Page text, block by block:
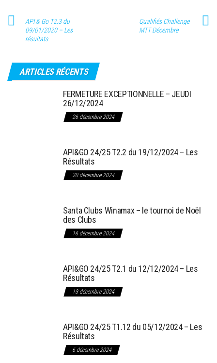
API & Go T2.3 du
09/01/2020 – Les
résultats
Qualifiés Challenge
MTT Décembre
ARTICLES RÉCENTS
FERMETURE EXCEPTIONNELLE – JEUDI
26/12/2024
26 décembre 2024
API&GO 24/25 T2.2 du 19/12/2024 – Les
Résultats
20 décembre 2024
Santa Clubs Winamax – le tournoi de Noël
des Clubs
16 décembre 2024
API&GO 24/25 T2.1 du 12/12/2024 – Les
Résultats
13 décembre 2024
API&GO 24/25 T1.12 du 05/12/2024 – Les
Résultats
6 décembre 2024